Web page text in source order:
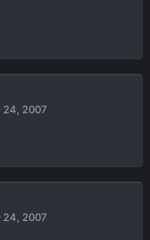
24, 2007
24, 2007